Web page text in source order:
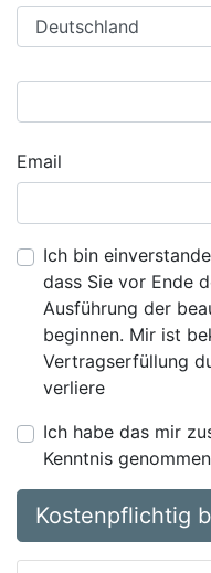
Email
Ich bin
dass Sie vor Ende
Ausführung der
beginnen. Mir ist
Vertragserfüllung
verliere
Ich habe das mir
Kenntnis genommen
Kostenpflichtig